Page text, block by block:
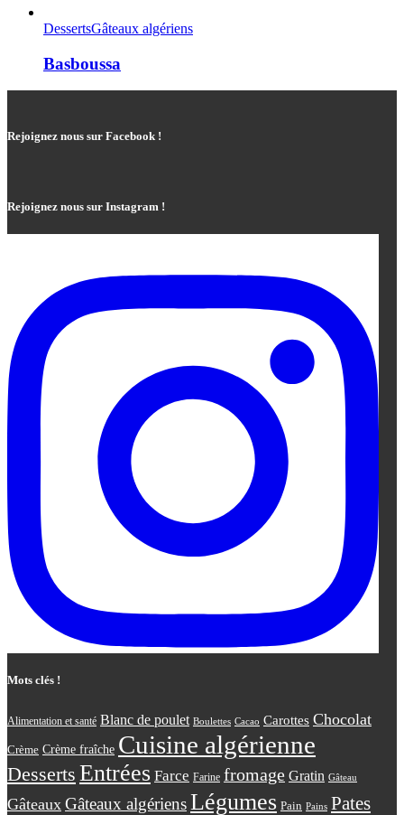
DessertsGâteaux algériens
Basboussa
Rejoignez nous sur Facebook !
Rejoignez nous sur Instagram !
Mots clés !
Alimentation et santé Blanc de poulet Boulettes Cacao Carottes Chocolat
Crème Crème fraîche Cuisine algérienne
Desserts Entrées Farce Farine fromage Gratin Gâteau
Gâteaux Gâteaux algériensLégumes Pain Pains Pates